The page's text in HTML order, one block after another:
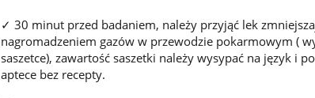
✓ 30 minut przed badaniem, należy przyjąć lek
nagromadzeniem gazów w przewodzie pokarmowym (
saszetce), zawartość saszetki należy wysypać na język i
aptece bez recepty.